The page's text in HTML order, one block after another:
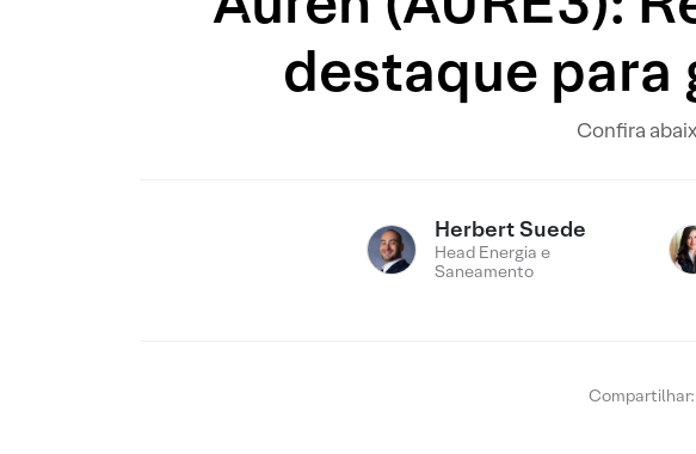
destaque para
Confira
Herbert Suede
Head Energia e
Saneamento
Compartilhar: